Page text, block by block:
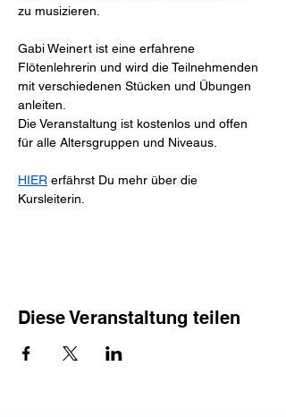
zu musizieren.
Gabi Weinert ist eine erfahrene
Flötenlehrerin und wird die Teilnehmenden
mit verschiedenen Stücken und Übungen
anleiten.
Die Veranstaltung ist kostenlos und offen
für alle Altersgruppen und Niveaus.
HIER erfährst Du mehr über die
Kursleiterin.
Diese Veranstaltung teilen